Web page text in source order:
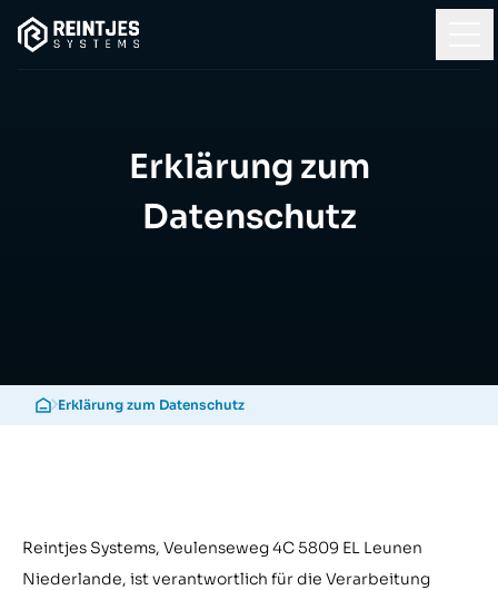
Erklärung zum
Datenschutz
Erklärung zum Datenschutz
Reintjes Systems, Veulenseweg 4C 5809 EL Leunen
Niederlande, ist verantwortlich für die Verarbeitung